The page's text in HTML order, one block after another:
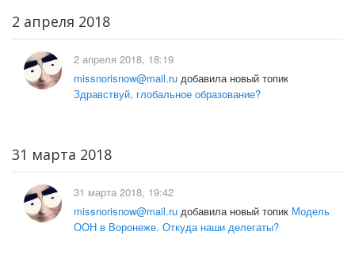
2 апреля 2018
2 апреля 2018, 18:19
missnorisnow@mail.ru добавила новый топик
Здравствуй, глобальное образование?
31 марта 2018
31 марта 2018, 19:42
missnorisnow@mail.ru добавила новый топик Модель
ООН в Воронеже. Откуда наши делегаты?